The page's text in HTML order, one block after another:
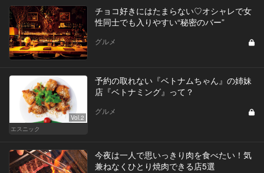
チョコ好きにはたまらない♡オシャレで女
性同士でも入りやすい“秘密のバー”
グルメ
Vol.2
エスニック
予約の取れない『ベトナムちゃん』の姉妹
店『ベトナミング』って？
グルメ
今夜は一人で思いっきり肉を食べたい！気
兼ねなくひとり焼肉できる店5選